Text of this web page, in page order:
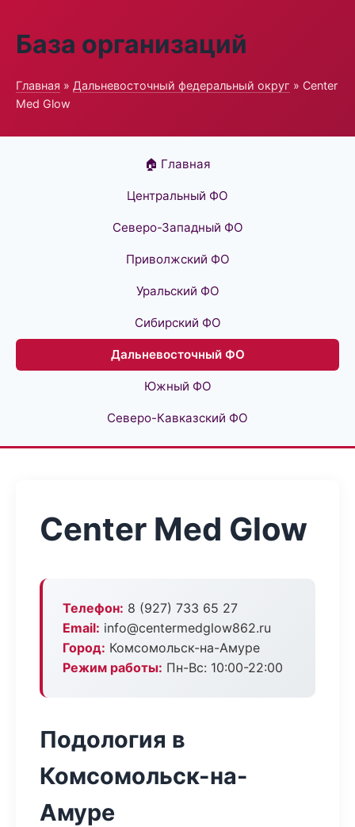
База организаций
Главная » Дальневосточный федеральный округ » Center
Med Glow
🏠 Главная
Центральный ФО
Северо-Западный ФО
Приволжский ФО
Уральский ФО
Сибирский ФО
Дальневосточный ФО
Южный ФО
Северо-Кавказский ФО
Center Med Glow
Телефон: 8 (927) 733 65 27
Email: info@centermedglow862.ru
Город: Комсомольск-на-Амуре
Режим работы: Пн-Вс: 10:00-22:00
Подология в
Комсомольск-на-
Амуре